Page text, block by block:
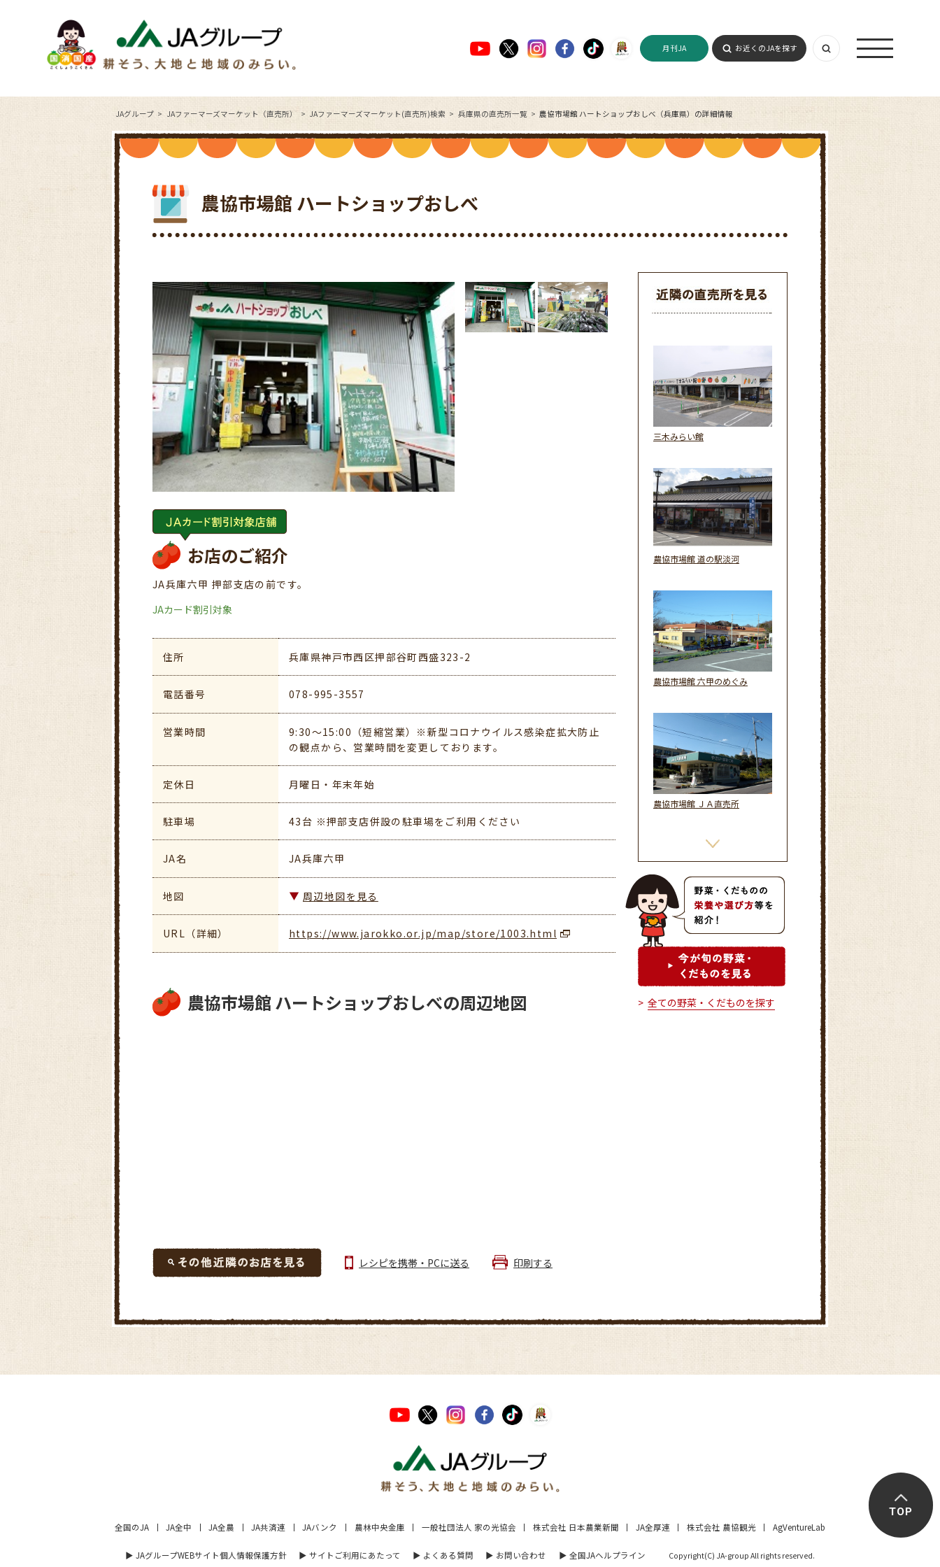
月刊JA お近くのJAを探す
JAグループ JAファーマーズマーケット（直売所） JAファーマーズマーケット(直売所)検索 兵庫県の直売所一覧 農協市場館 ハートショップおしべ（兵庫県）の詳細情報
農協市場館 ハートショップおしべ
お店のご紹介
JA兵庫六甲 押部支店の前です。
JAカード割引対象
住所 兵庫県神戸市西区押部谷町西盛323-2
電話番号 078-995-3557
営業時間
9:30～15:00（短縮営業）※新型コロナウイルス感染症拡大防止
の観点から、営業時間を変更しております。
定休日 月曜日・年末年始
駐車場 43台 ※押部支店併設の駐車場をご利用ください
JA名 JA兵庫六甲
地図 周辺地図を見る
URL（詳細） https://www.jarokko.or.jp/map/store/1003.html
農協市場館 ハートショップおしべの周辺地図
レシピを携帯・PCに送る 印刷する
三木みらい館
農協市場館 道の駅淡河
農協市場館 六甲のめぐみ
農協市場館 ＪＡ直売所
農協市場館 マルシェ六甲
全ての野菜・くだものを探す
全国のJA JA全中 JA全農 JA共済連 JAバンク 農林中央金庫 一般社団法人 家の光協会 株式会社 日本農業新聞 JA全厚連 株式会社 農協観光 AgVentureLab
▶︎ JAグループWEBサイト個人情報保護方針 ▶︎ サイトご利用にあたって ▶︎ よくある質問 ▶︎ お問い合わせ ▶︎ 全国JAヘルプライン Copyright(C) JA-group All rights reserved.
TOP